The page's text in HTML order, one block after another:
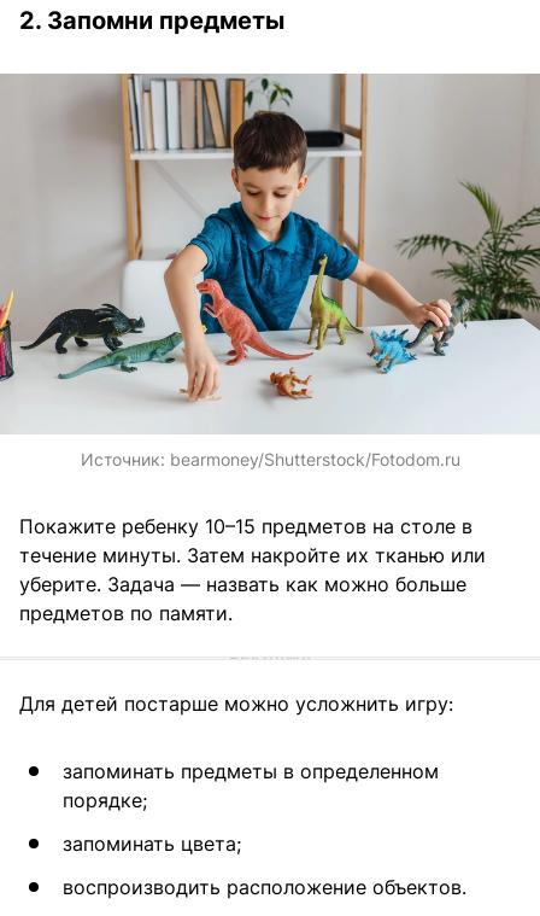
2. Запомни предметы
Источник: bearmoney/Shutterstock/Fotodom.ru
Покажите ребенку 10–15 предметов на столе в
течение минуты. Затем накройте их тканью или
уберите. Задача — назвать как можно больше
предметов по памяти.
Для детей постарше можно усложнить игру:
запоминать предметы в определенном
порядке;
запоминать цвета;
воспроизводить расположение объектов.